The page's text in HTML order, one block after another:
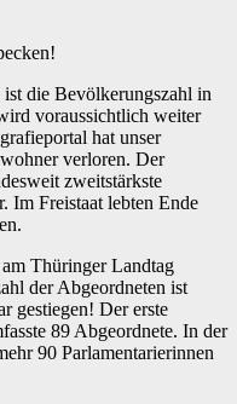
die Bevölkerungszahl in
voraussichtlich weiter
hat unser
verloren. Der
zweitstärkste
Im Freistaat lebten Ende
Thüringer Landtag
der Abgeordneten ist
gestiegen! Der erste
89 Abgeordnete. In der
90 Parlamentarierinnen